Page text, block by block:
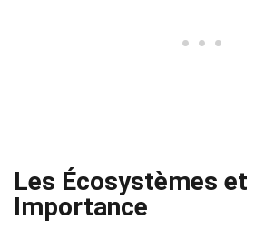
Les Écosystèmes et
Importance